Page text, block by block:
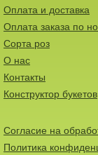
Оплата и доставка
Оплата заказа по
Сорта роз
О нас
Контакты
Конструктор букетов
Согласие на
Политика